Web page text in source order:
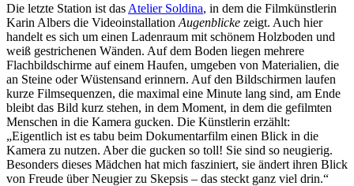
Die letzte Station ist das Atelier Soldina, in dem die Filmkünstlerin
Karin Albers die Videoinstallation Augenblicke zeigt. Auch hier
handelt es sich um einen Ladenraum mit schönem Holzboden und
weiß gestrichenen Wänden. Auf dem Boden liegen mehrere
Flachbildschirme auf einem Haufen, umgeben von Materialien, die
an Steine oder Wüstensand erinnern. Auf den Bildschirmen laufen
kurze Filmsequenzen, die maximal eine Minute lang sind, am Ende
bleibt das Bild kurz stehen, in dem Moment, in dem die gefilmten
Menschen in die Kamera gucken. Die Künstlerin erzählt:
„Eigentlich ist es tabu beim Dokumentarfilm einen Blick in die
Kamera zu nutzen. Aber die gucken so toll! Sie sind so neugierig.
Besonders dieses Mädchen hat mich fasziniert, sie ändert ihren Blick
von Freude über Neugier zu Skepsis – das steckt ganz viel drin.“